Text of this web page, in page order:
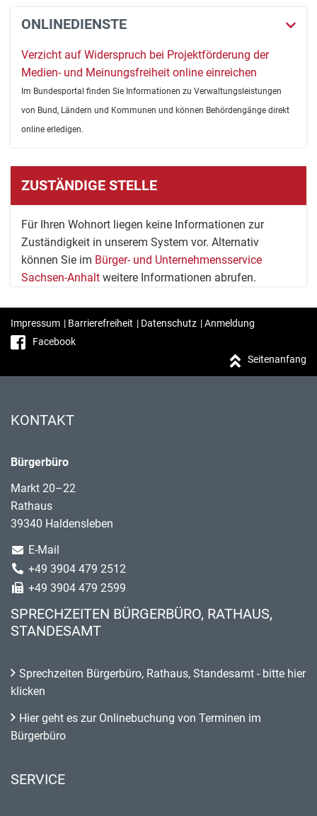
ONLINEDIENSTE
Verzicht auf Widerspruch bei Projektförderung der
Medien- und Meinungsfreiheit online einreichen
Im Bundesportal finden Sie Informationen zu Verwaltungsleistungen
von Bund, Ländern und Kommunen und können Behördengänge direkt
online erledigen.
ZUSTÄNDIGE STELLE
Für Ihren Wohnort liegen keine Informationen zur
Zuständigkeit in unserem System vor. Alternativ
können Sie im Bürger- und Unternehmensservice
Sachsen-Anhalt weitere Informationen abrufen.
Impressum | Barrierefreiheit | Datenschutz |Anmeldung
Facebook
Seitenanfang
KONTAKT
Bürgerbüro
Markt 20–22
Rathaus
39340 Haldensleben
E-Mail
+49 3904 479 2512
+49 3904 479 2599
SPRECHZEITEN BÜRGERBÜRO, RATHAUS,
STANDESAMT
Sprechzeiten Bürgerbüro, Rathaus, Standesamt - bitte hier
klicken
Hier geht es zur Onlinebuchung von Terminen im
Bürgerbüro
SERVICE